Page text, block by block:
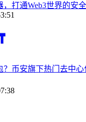
，打通Web3世界的安
？币安旗下热门去中